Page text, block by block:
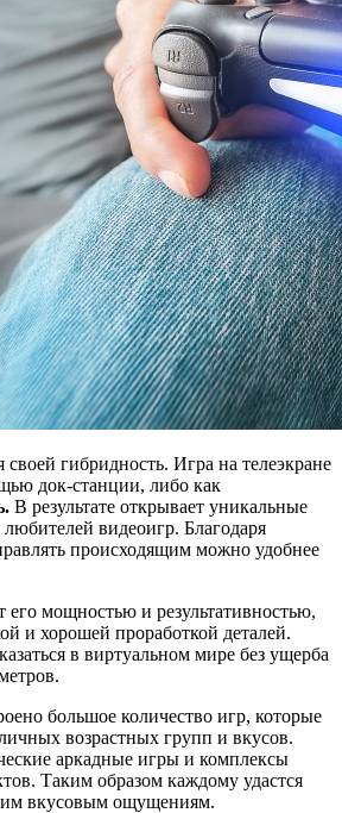
гибридность. Игра на телеэкране
док-станции, либо как
В результате открывает уникальные
видеоигр. Благодаря
происходящим можно удобнее
его мощностью и результативностью,
и хорошей проработкой деталей.
в виртуальном мире без ущерба
большое количество игр, которые
возрастных групп и вкусов.
аркадные игры и комплексы
Таким образом каждому удастся
вкусовым ощущениям.